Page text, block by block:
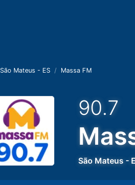
São Mateus - ES Massa FM
90.7
São Mateus -